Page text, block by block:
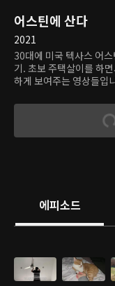
어스틴에 산다
2021
30대에 미국 텍사스 어
기. 초보 주택살이를 하
하게 보여주는 영상들입
에피소드